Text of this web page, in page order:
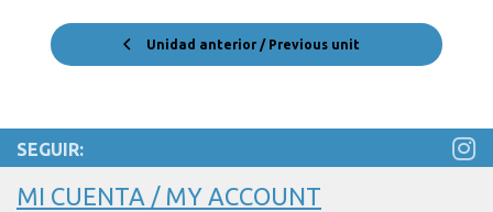
Unidad anterior / Previous unit
SEGUIR:
MI CUENTA / MY ACCOUNT